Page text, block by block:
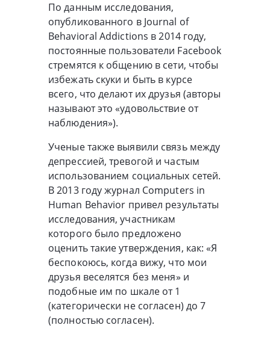
По данным исследования,
опубликованного в Journal of
Behavioral Addictions в 2014 году,
постоянные пользователи Facebook
стремятся к общению в сети, чтобы
избежать скуки и быть в курсе
всего, что делают их друзья (авторы
называют это «удовольствие от
наблюдения»).
Ученые также выявили связь между
депрессией, тревогой и частым
использованием социальных сетей.
В 2013 году журнал Computers in
Human Behavior привел результаты
исследования, участникам
которого было предложено
оценить такие утверждения, как: «Я
беспокоюсь, когда вижу, что мои
друзья веселятся без меня» и
подобные им по шкале от 1
(категорически не согласен) до 7
(полностью согласен).